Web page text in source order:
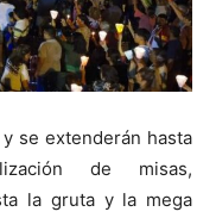
se extenderán hasta
de misas,
la gruta y la mega